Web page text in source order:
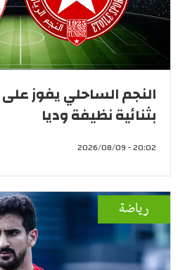
النجم الساحلي يفوز على
بثنائية نظيفة وديا
20:02 - 2026/08/09
رياضة